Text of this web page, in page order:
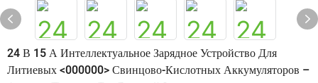
24 В 15 А Интеллектуальное Зарядное Устройство Для
Литиевых <000000> Свинцово-Кислотных Аккумуляторов –